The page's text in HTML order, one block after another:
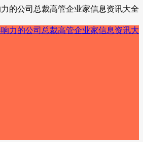
的公司总裁高管企业家信息资讯大全